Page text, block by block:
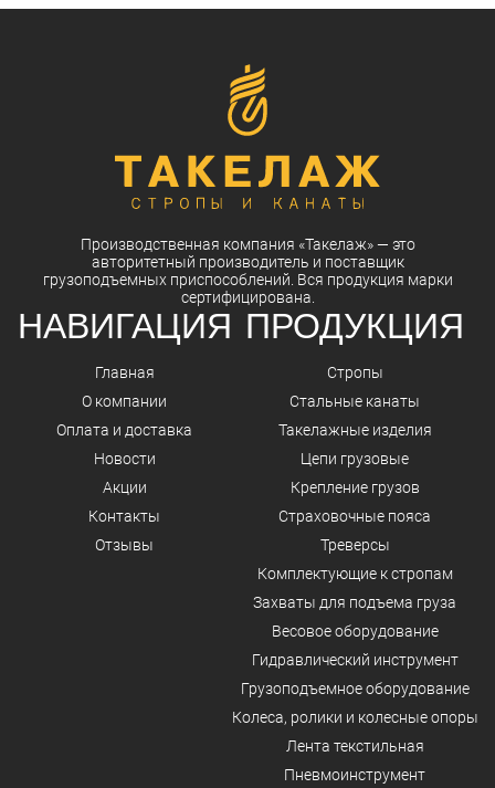
Производственная компания «Такелаж»— это
авторитетный производитель и поставщик
грузоподъемных приспособлений. Вся продукция марки
сертифицирована.
НАВИГАЦИЯ
Главная
О компании
Оплата и доставка
Новости
Акции
Контакты
Отзывы
ПРОДУКЦИЯ
Стропы
Стальные канаты
Такелажные изделия
Цепи грузовые
Крепление грузов
Страховочные пояса
Треверсы
Комплектующие к стропам
Захваты для подъема груза
Весовое оборудование
Гидравлический инструмент
Грузоподъемное оборудование
Колеса, ролики и колесные опоры
Лента текстильная
Пневмоинструмент